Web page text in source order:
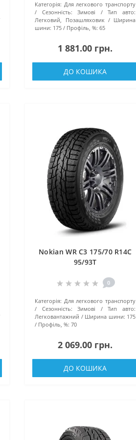
Категорія: Для легкового транспорту
Сезонність:
Зимові
Тип авто:
Легковий, Позашляховик
Ширина
шини: 175 Профіль, %: 65
1 881.00 грн.
ДО КОШИКА
Nokian WR C3 175/70 R14C
95/93T
0
Категорія: Для легкового транспорту
Сезонність:
Зимові
Тип авто:
Легковантажний
Ширина шини: 175
Профіль, %: 70
2 069.00 грн.
ДО КОШИКА